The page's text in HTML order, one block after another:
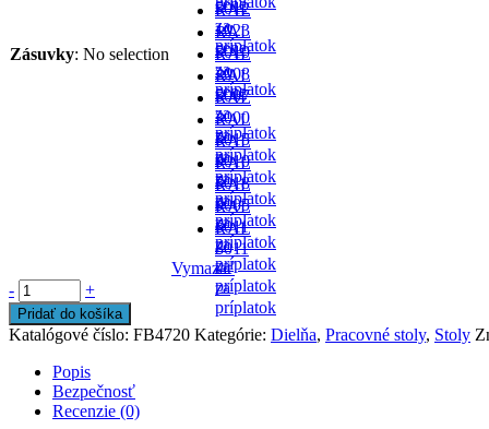
Zásuvky: No selection
cene
-
za
príplatok
5012
- v
cene
RAL
1023
-
za
príplatok
RAL
5010
- v
cene
RAL
2008
-
za
príplatok
RAL
5007
-
za
príplatok
RAL
3000
-
za
príplatok
RAL
5015
-
za
príplatok
RAL
9010
-
za
príplatok
RAL
5018
-
za
príplatok
RAL
9005
-
za
príplatok
RAL
6011
-
za
príplatok
RAL
8011
-
za
príplatok
Vymazať
-
+
Pridať do košíka
Katalógové číslo: FB4720 Kategórie: Dielňa, Pracovné stoly, Stoly
Popis
Bezpečnosť
Recenzie (0)